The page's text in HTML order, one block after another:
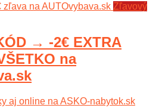
Zľavový
→ -2€ EXTRA
na